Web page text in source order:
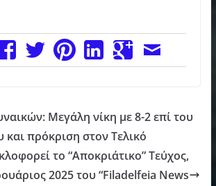
Μεγάλη νίκη με 8-2 επί του
και πρόκριση στον Τελικό
το “Αποκριάτικο” Τεύχος,
2025 του “Filadelfeia News